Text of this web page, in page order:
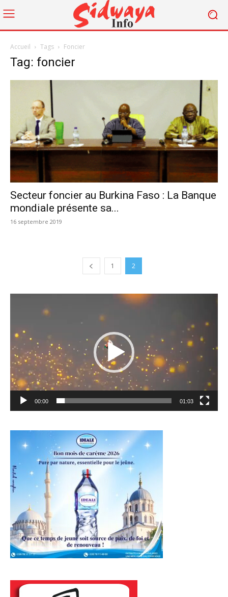
Accueil Tags Foncier
Tag: foncier
Secteur foncier au Burkina Faso : La Banque
mondiale présente sa...
16 septembre 2019
1 2
00:00 01:03